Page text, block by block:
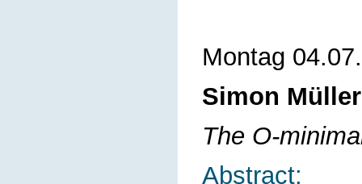
Montag
Simon
The O-
Abstract: